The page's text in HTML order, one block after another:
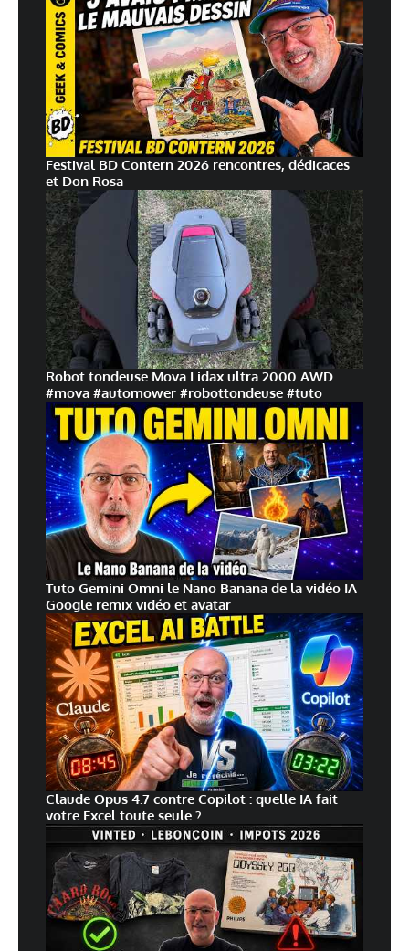
Festival BD Contern 2026 rencontres, dédicaces
et Don Rosa
Robot tondeuse Mova Lidax ultra 2000 AWD
#mova #automower #robottondeuse #tuto
Tuto Gemini Omni le Nano Banana de la vidéo IA
Google remix vidéo et avatar
Claude Opus 4.7 contre Copilot : quelle IA fait
votre Excel toute seule ?